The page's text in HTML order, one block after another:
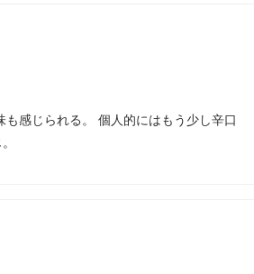
感じられる。 個人的にはもう少し辛口